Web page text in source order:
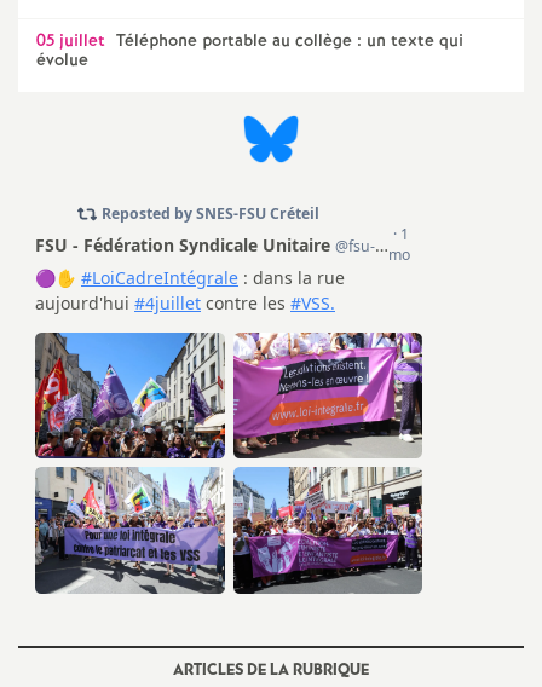
g
O
r
l
é
a
n
05 juillet Téléphone portable au collège : un texte qui
évolue
ARTICLES DE LA RUBRIQUE